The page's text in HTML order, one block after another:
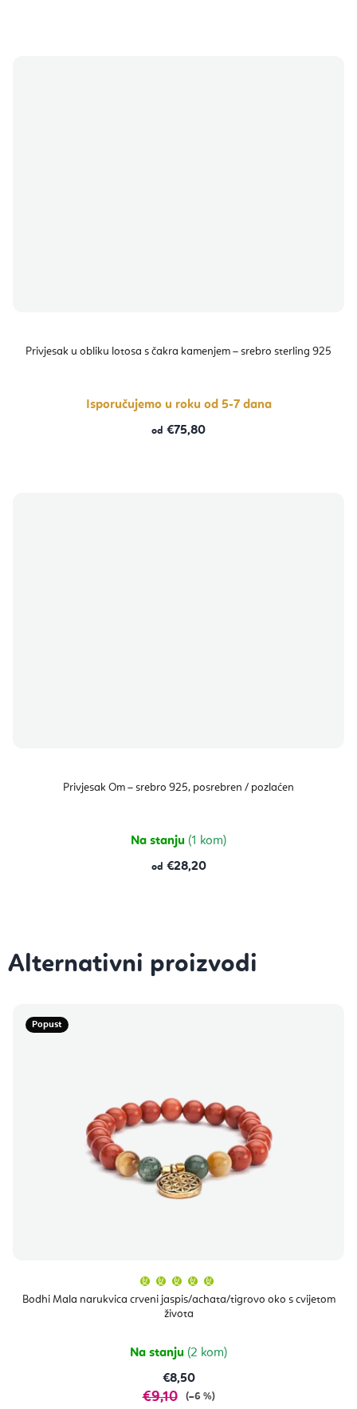
Privjesak u obliku lotosa s čakra kamenjem – srebro sterling 925
Isporučujemo u roku od 5-7 dana
od €75,80
Privjesak Om – srebro 925, posrebren / pozlaćen
Na stanju (1 kom)
od €28,20
Popust
Bodhi Mala narukvica crveni jaspis/achata/tigrovo oko s cvijetom
života
proizvoda
je
zvjezdica.
Na stanju (2 kom)
€8,50
€9,10 (–6 %)